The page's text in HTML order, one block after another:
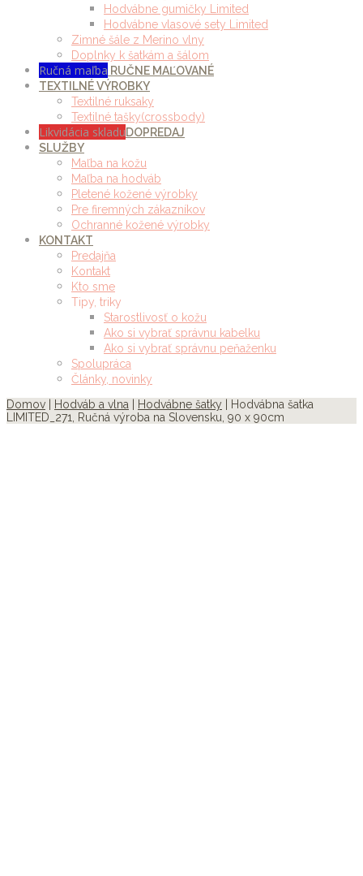
Hodvábne gumičky Limited
Hodvábne vlasové sety Limited
Zimné šále z Merino vlny
Doplnky k šatkám a šálom
Ručná maľba RUČNE MAĽOVANÉ
TEXTILNÉ VÝROBKY
Textilné ruksaky
Textilné tašky(crossbody)
Likvidácia skladuDOPREDAJ
SLUŽBY
Maľba na kožu
Maľba na hodváb
Pletené kožené výrobky
Pre firemných zákazníkov
Ochranné kožené výrobky
KONTAKT
Predajňa
Kontakt
Kto sme
Tipy, triky
Starostlivosť o kožu
Ako si vybrať správnu kabelku
Ako si vybrať správnu peňaženku
Spolupráca
Články, novinky
Domov
Hodváb a vlna Hodvábne šatky | Hodvábna šatka
LIMITED_271, Ručná výroba na Slovensku, 90 x 90cm